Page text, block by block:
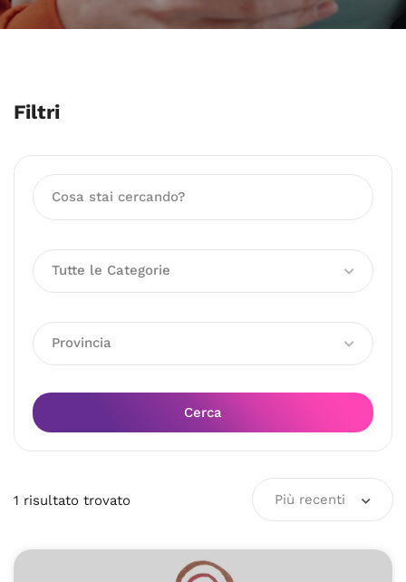
Filtri
Tutte le Categorie
Provincia
Cerca
1 risultato trovato Più recenti